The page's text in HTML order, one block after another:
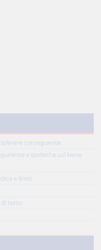
conseguente
e ipoteche sul bene
e limiti
terzo